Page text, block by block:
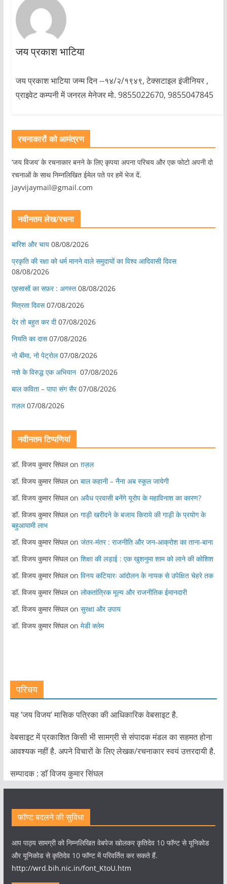
जय प्रकाश भाटिया
जय प्रकाश भाटिया जन्म दिन --१४/२/१९४९, टेक्सटाइल इंजीनियर ,
प्राइवेट कम्पनी में जनरल मेनेजर मो. 9855022670, 9855047845
रचनाकारों को आमंत्रण
‘जय विजय’ के रचनाकार बनने के लिए कृपया अपना परिचय और एक फोटो अपनी दो
रचनाओं के साथ निम्नलिखित ईमेल पते पर हमें भेज दें.
jayvijaymail@gmail.com
नवीनतम लेख/रचना
बारिश और चाय 08/08/2026
प्रकृति की रक्षा को धर्म मानने वाले समुदायों का विश्व आदिवासी दिवस
08/08/2026
एहसासों का सफ़र : अगस्त 08/08/2026
मित्रता दिवस 07/08/2026
देर तो बहुत कर दी 07/08/2026
नियति का दास 07/08/2026
नो बीमा, नो पेट्रोल 07/08/2026
नशे के विरुद्ध एक अभियान 07/08/2026
बाल कविता – पापा संग सैर 07/08/2026
ग़ज़ल 07/08/2026
नवीनतम टिप्पणियां
डॉ. विजय कुमार सिंघलon ग़ज़ल
डॉ. विजय कुमार सिंघलon बाल कहानी – नैना अब स्कूल जायेगी
डॉ. विजय कुमार सिंघलon अवैध प्रवासी बनेंगे यूरोप के महाविनाश का कारण?
डॉ. विजय कुमार सिंघलon गाड़ी खरीदने के बजाय किराये की गाड़ी के प्रयोग के
बहुआयामी लाभ
डॉ. विजय कुमार सिंघलon जंतर-मंतर : राजनीति और जन-आक्रोश का ताना-बाना
डॉ. विजय कुमार सिंघलon शिक्षा की लड़ाई : एक खुशनुमा शाम को लाने की कोशिश
डॉ. विजय कुमार सिंघलon विनय कटियारः आंदोलन के नायक से उपेक्षित चेहरे तक
डॉ. विजय कुमार सिंघलon लोकतांत्रिक मूल्य और राजनीतिक ईमानदारी
डॉ. विजय कुमार सिंघलon सुरक्षा और उपाय
डॉ. विजय कुमार सिंघलon मेडी क्लेम
परिचय
यह ‘जय विजय’ मासिक पत्रिका की आधिकारिक वेबसाइट है.
वेबसाइट में प्रकाशित किसी भी सामग्री से संपादक मंडल का सहमत होना
आवश्यक नहीं है. अपने विचारों के लिए लेखक/रचनाकार स्वयं उत्तरदायी है.
सम्पादक : डाॅ विजय कुमार सिंघल
फॉण्ट बदलने की सुविधा
आप पाठ्य सामग्री को निम्नलिखित वेबपेज खोलकर कृतिदेव 10 फॉण्ट से यूनिकोड
और यूनिकोड से कृतिदेव 10 फॉण्ट में परिवर्तित कर सकते हैं.
http://wrd.bih.nic.in/font_KtoU.htm